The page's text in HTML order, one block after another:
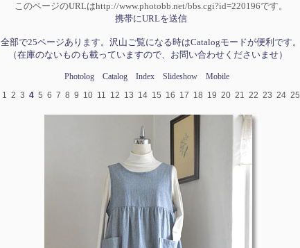
このページのURLはhttp://www.photobb.net/bbs.cgi?id=220196です。
携帯にURLを送信
全部で25ページあります。沢山ご覧になる時はCatalogモードが便利です。
（在庫のないものも載っていますので、お問い合わせくださいませ）
Photolog Catalog Index Slideshow
Mobile
1 2 3 4 5 6 7 8 9 10 11 12 13 14 15 16 17 18 19 20 21 22 23 24 25